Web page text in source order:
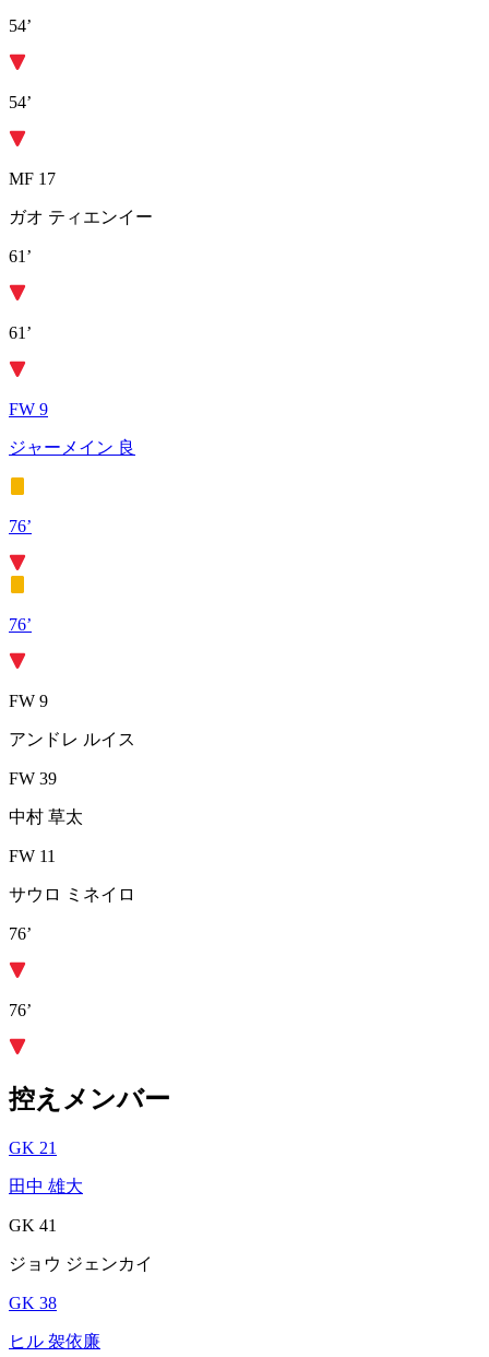
54’
54’
MF 17
ガオ ティエンイー
61’
61’
FW 9
ジャーメイン 良
76’
76’
FW 9
アンドレ ルイス
FW 39
中村 草太
FW 11
サウロ ミネイロ
76’
76’
控えメンバー
GK 21
田中 雄大
GK 41
ジョウ ジェンカイ
GK 38
ヒル 袈依廉